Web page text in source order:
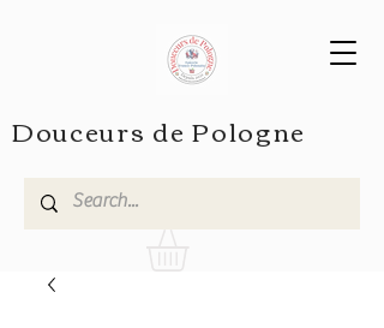
Douceurs de Pologne